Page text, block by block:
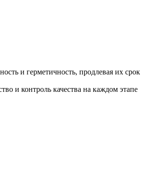
и герметичность, продлевая их срок
и контроль качества на каждом этапе